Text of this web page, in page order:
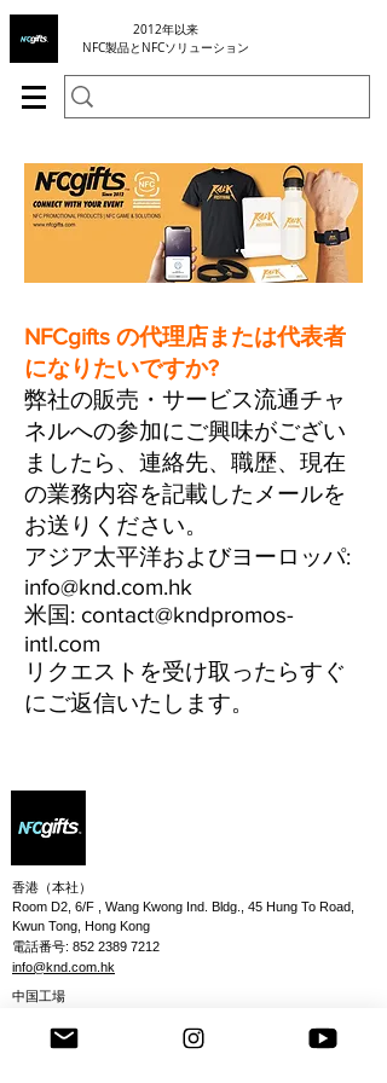
2012年以来
NFC製品とNFCソリューション
NFCgifts の代理店または代表者
になりたいですか?
弊社の販売・サービス流通チャ
ネルへの参加にご興味がござい
ましたら、連絡先、職歴、現在
の業務内容を記載したメールを
お送りください。
アジア太平洋およびヨーロッパ:
info@knd.com.hk
米国: contact@kndpromos-
intl.com
リクエストを受け取ったらすぐ
にご返信いたします。
香港（本社）
Room D2, 6/F , Wang Kwong Ind. Bldg., 45 Hung To Road,
Kwun Tong, Hong Kong
電話番号: 852 2389 7212
info@knd.com.hk
中国工場
Huicheng District, Huizhou City 516005